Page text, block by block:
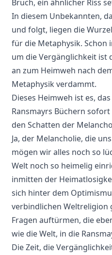
Bruch, ein ähnlicher Riss
In diesem Unbekannten,
und folgt, liegen die
für die Metaphysik. Schon
um die Vergänglichkeit ist
an zum Heimweh nach
Metaphysik verdammt.
Dieses Heimweh ist es,
Ransmayrs Büchern
den Schatten der
Ja, der Melancholie, die
mögen wir alles noch so
Welt noch so heimelig
inmitten der
sich hinter dem
verbindlichen Weltreligion
Fragen auftürmen, die
wie die Welt, in die
Die Zeit, die